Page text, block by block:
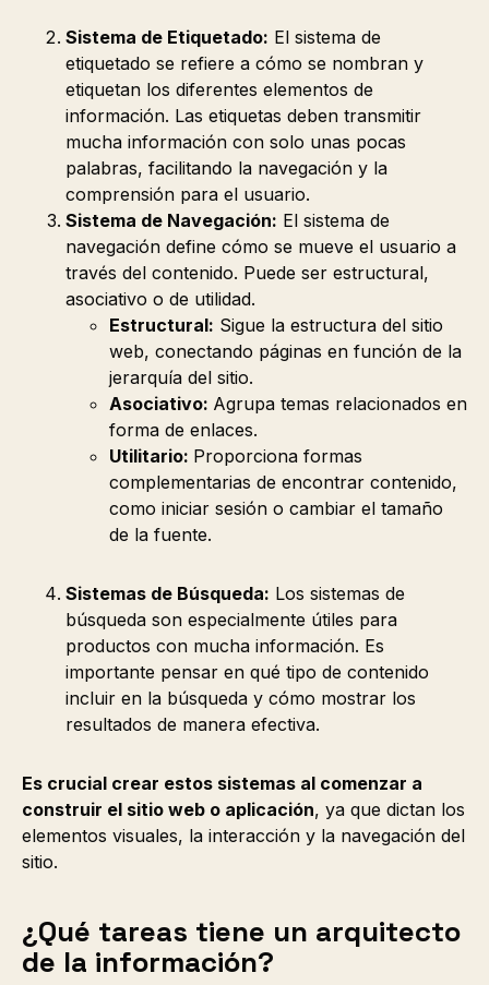
Sistema de Etiquetado: El sistema de
etiquetado se refiere a cómo se nombran y
etiquetan los diferentes elementos de
información. Las etiquetas deben transmitir
mucha información con solo unas pocas
palabras, facilitando la navegación y la
comprensión para el usuario.
Sistema de Navegación: El sistema de
navegación define cómo se mueve el usuario a
través del contenido. Puede ser estructural,
asociativo o de utilidad.
Estructural: Sigue la estructura del sitio
web, conectando páginas en función de la
jerarquía del sitio.
Asociativo: Agrupa temas relacionados en
forma de enlaces.
Utilitario: Proporciona formas
complementarias de encontrar contenido,
como iniciar sesión o cambiar el tamaño
de la fuente.
Sistemas de Búsqueda: Los sistemas de
búsqueda son especialmente útiles para
productos con mucha información. Es
importante pensar en qué tipo de contenido
incluir en la búsqueda y cómo mostrar los
resultados de manera efectiva.
Es crucial crear estos sistemas al comenzar a
construir el sitio web o aplicación, ya que dictan los
elementos visuales, la interacción y la navegación del
sitio.
¿Qué tareas tiene un arquitecto
de la información?